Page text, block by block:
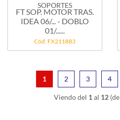
SOPORTES
FT SOP. MOTOR TRAS.
IDEA 06/... - DOBLO
01/......
Cód: FX211883
1 2 3 4
Viendo del 1 al 12(de